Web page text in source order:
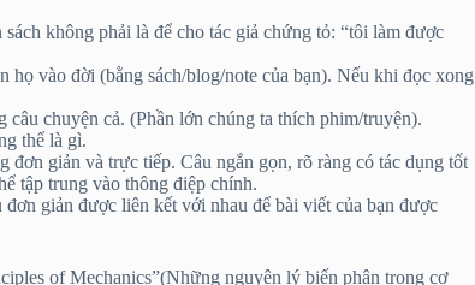
không phải là để cho tác giả chứng tỏ: “tôi làm được
vào đời (bằng sách/blog/note của bạn). Nếu khi đọc xong
chuyện cả. (Phần lớn chúng ta thích phim/truyện).
thể là gì.
giản và trực tiếp. Câu ngắn gọn, rõ ràng có tác dụng tốt
tập trung vào thông điệp chính.
giản được liên kết với nhau để bài viết của bạn được
of Mechanics”(Những nguyên lý biến phân trong cơ